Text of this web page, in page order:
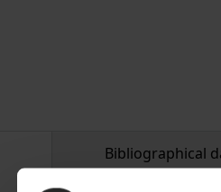
Bibliographical